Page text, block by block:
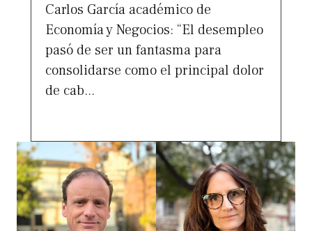
Carlos García académico de
Economía y Negocios: “El desempleo
pasó de ser un fantasma para
consolidarse como el principal dolor
de cab...